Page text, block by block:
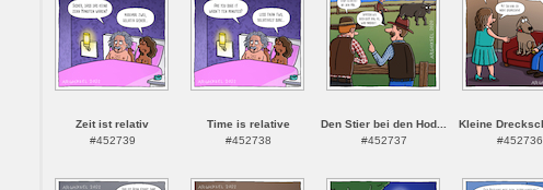
Zeit ist relativ
#452739
Time is relative
#452738
Den Stier bei den Hod...
#452737
Kleine
#452736